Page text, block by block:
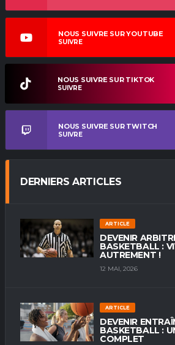
NOUS SUIVRE SUR YOUTUBE
SUIVRE
NOUS SUIVRE SUR TIKTOK
SUIVRE
NOUS SUIVRE SUR TWITCH
SUIVRE
DERNIERS ARTICLES
ARTICLE
DEVENIR
BASKETBALL :
AUTREMENT !
12 MAI, 2026
ARTICLE
DEVENIR
BASKETBALL :
COMPLET